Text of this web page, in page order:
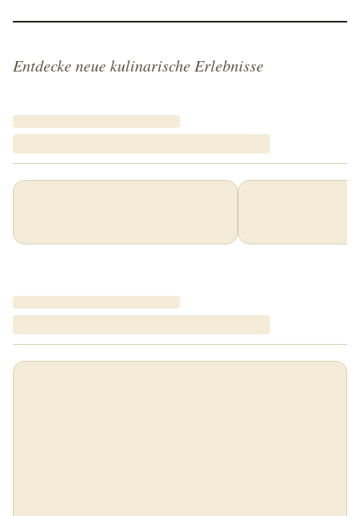
Entdecke neue kulinarische Erlebnisse